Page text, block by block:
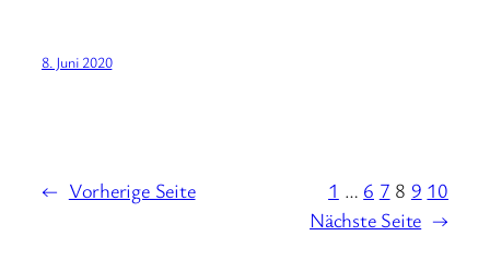
8. Juni 2020
← Vorherige Seite 1 … 6 7 8 9 10
Nächste Seite →